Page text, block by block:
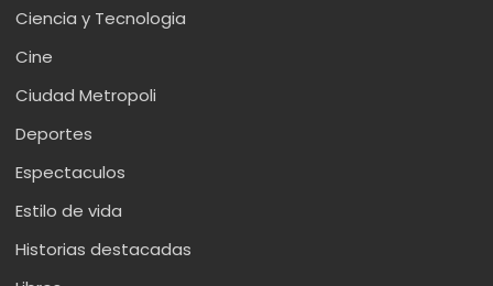
Ciencia y Tecnologia
Cine
Ciudad Metropoli
Deportes
Espectaculos
Estilo de vida
Historias destacadas